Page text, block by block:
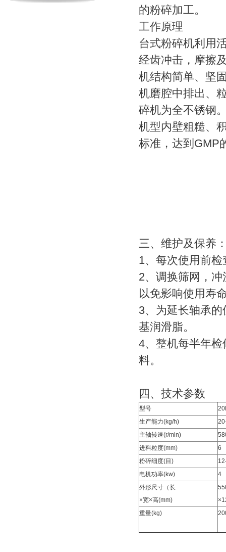
的粉碎加工。
工作原理
台式粉碎机利用
经齿冲击，摩擦
机结构简单、坚
机磨腔中排出、
碎机为全不锈钢
机型内壁粗糙、
标准，达到GMP
三、维护及保养
1、每次使用前
2、调换筛网，
以免影响使用寿
3、为延长轴承
基润滑脂。
4、整机每半年
料。
四、技术参数
型号
生产能力(kg/h)
主轴转速(r/min)
进料粒度(mm)
6
粉碎细度(目)
电机功率(kw)
4
外形尺寸（长
×宽×高(mm)
重量(kg)